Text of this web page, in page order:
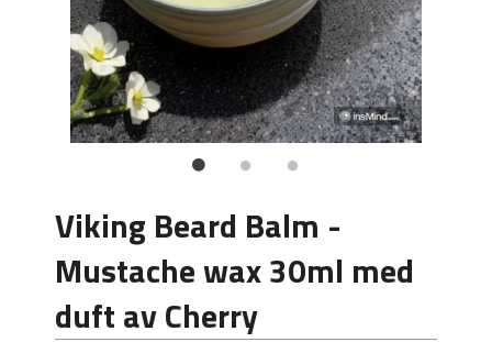
Viking Beard Balm -
Mustache wax 30ml med
duft av Cherry